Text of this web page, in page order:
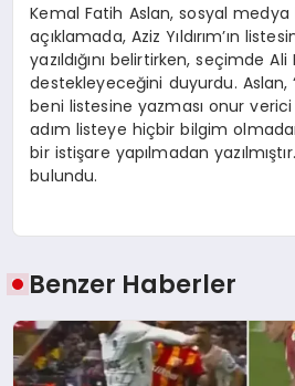
Kemal Fatih Aslan, sosyal medya
açıklamada, Aziz Yıldırım’ın
yazıldığını belirtirken, seçimde Ali
destekleyeceğini duyurdu. Aslan,
beni listesine yazması onur
adım listeye hiçbir bilgim
bir istişare yapılmadan
bulundu.
Benzer Haberler